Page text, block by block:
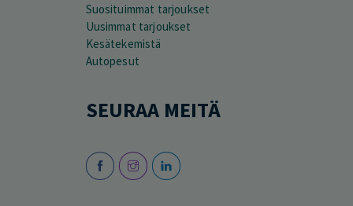
Suosituimmat tarjoukset
Uusimmat tarjoukset
Kesätekemistä
Autopesut
SEURAA MEITÄ